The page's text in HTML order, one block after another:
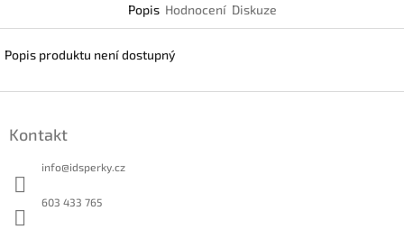
Popis Hodnocení Diskuze
Popis produktu není dostupný
Kontakt
info@idsperky.cz
603 433 765